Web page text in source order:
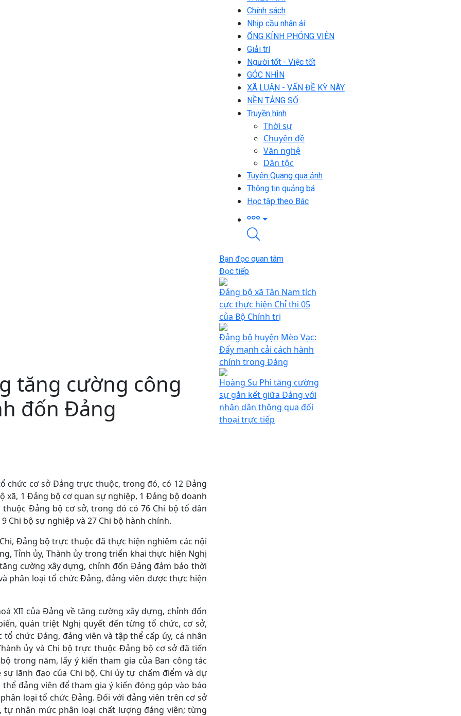
Chính sách
Nhịp cầu nhân ái
ỐNG KÍNH PHÓNG VIÊN
Giải trí
Người tốt - Việc tốt
GÓC NHÌN
XÃ LUẬN - VẤN ĐỀ KỲ NÀY
NỀN TẢNG SỐ
Truyền hình
Thời sự
Chuyên đề
Văn nghệ
Dân tộc
Tuyên Quang qua ảnh
Thông tin quảng bá
Học tập theo Bác
tăng cường công
đốn Đảng
chức cơ sở Đảng trực thuộc, trong đó, có 12 Đảng
xã, 1 Đảng bộ cơ quan sự nghiệp, 1 Đảng bộ doanh
thuộc Đảng bộ cơ sở, trong đó có 76 Chi bộ tổ dân
Chi bộ sự nghiệp và 27 Chi bộ hành chính.
Đảng bộ trực thuộc đã thực hiện nghiêm các nội
Tỉnh ủy, Thành ủy trong triển khai thực hiện Nghị
cường xây dựng, chỉnh đốn Đảng đảm bảo thời
phân loại tổ chức Đảng, đảng viên được thực hiện
XII của Đảng về tăng cường xây dựng, chỉnh đốn
quán triệt Nghị quyết đến từng tổ chức, cơ sở,
chức Đảng, đảng viên và tập thể cấp ủy, cá nhân
ủy và Chi bộ trực thuộc Đảng bộ cơ sở đã tiến
trong năm, lấy ý kiến tham gia của Ban công tác
lãnh đạo của Chi bộ, Chi ủy tự chấm điểm và dự
đảng viên để tham gia ý kiến đóng góp vào báo
loại tổ chức Đảng. Đối với đảng viên trên cơ sở
nhận mức phân loại chất lượng đảng viên; từng
Bạn đọc quan tâm
Đọc tiếp
Đảng bộ xã Tân Nam tích
cực thực hiện Chỉ thị 05
của Bộ Chính trị
Đảng bộ huyện Mèo Vạc:
Đẩy mạnh cải cách hành
chính trong Đảng
Hoàng Su Phì tăng cường
sự gắn kết giữa Đảng với
nhân dân thông qua đối
thoại trực tiếp